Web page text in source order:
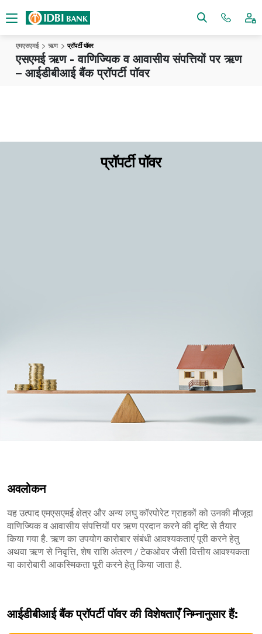
एमएसएमई ऋण प्रॉपर्टी पॉवर
एसएमई ऋण - वाणिज्यिक व आवासीय संपत्तियों पर ऋण
– आईडीबीआई बैंक प्रॉपर्टी पॉवर
प्रॉपर्टी पॉवर
अवलोकन
यह उत्पाद एमएसएमई क्षेत्र और अन्य लघु कॉरपोरेट ग्राहकों को उनकी मौजूदा
वाणिज्यिक व आवासीय संपत्तियों पर ऋण प्रदान करने की दृष्टि से तैयार
किया गया है. ऋण का उपयोग कारोबार संबंधी आवश्यकताएं पूरी करने हेतु
अथवा ऋण से निवृत्ति, शेष राशि अंतरण / टेकओवर जैसी वित्तीय आवश्यकता
या कारोबारी आकस्मिकता पूरी करने हेतु किया जाता है.
आईडीबीआई बैंक प्रॉपर्टी पॉवर की विशेषताएँ निम्नानुसार हैं: